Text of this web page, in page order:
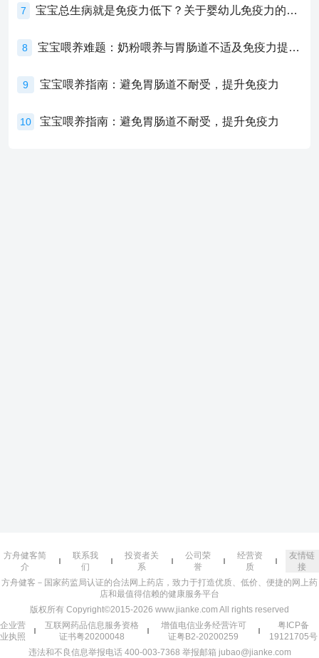
7 宝宝总生病就是免疫力低下？关于婴幼儿免疫力的真相，家长必须了解！
8 宝宝喂养难题：奶粉喂养与胃肠道不适及免疫力提升的奥秘
9 宝宝喂养指南：避免胃肠道不耐受，提升免疫力
10 宝宝喂养指南：避免胃肠道不耐受，提升免疫力
方舟健客简
介
联系我
们
投资者关
系
公司荣
誉
经营资
质
友情链
接
方舟健客－国家药监局认证的合法网上药店，致力于打造优质、低价、便捷的网上药
店和最值得信赖的健康服务平台
版权所有 Copyright©2015-2026 www.jianke.com All rights reserved
企业营
业执照
互联网药品信息服务资格
证书粤20200048
增值电信业务经营许可
证粤B2-20200259
粤ICP备
19121705号
违法和不良信息举报电话 400-003-7368 举报邮箱 jubao@jianke.com